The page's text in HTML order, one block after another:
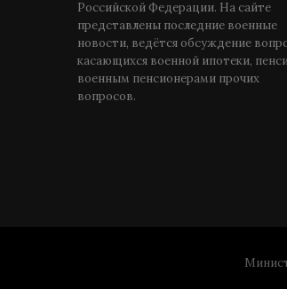
Российской Федерации. На сайте
представлены последние военные
новости, ведётся обсуждение
касающихся военной ипотеки,
военным пенсионерами прочих
вопросов.